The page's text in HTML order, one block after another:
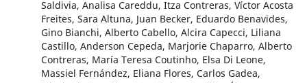
Saldivia, Analisa Careddu, Itza Contreras, Víctor Acosta
Freites, Sara Altuna, Juan Becker, Eduardo Benavides,
Gino Bianchi, Alberto Cabello, Alcira Capecci, Liliana
Castillo, Anderson Cepeda, Marjorie Chaparro, Alberto
Contreras, María Teresa Coutinho, Elsa Di Leone,
Massiel Fernández, Eliana Flores, Carlos Gadea,